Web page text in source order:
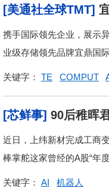
[美通社全球TMT]
携手国际领先企业，展示
业级存储领先品牌宜鼎国
关键字： TE COMPUT
[芯鲜事] 90后稚晖
近日，上纬新材完成工商
棒掌舵这家曾经的A股“年
关键字： AI 机器人